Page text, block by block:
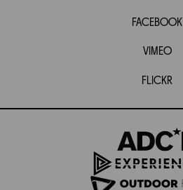
FACEBOOK
VIMEO
FLICKR